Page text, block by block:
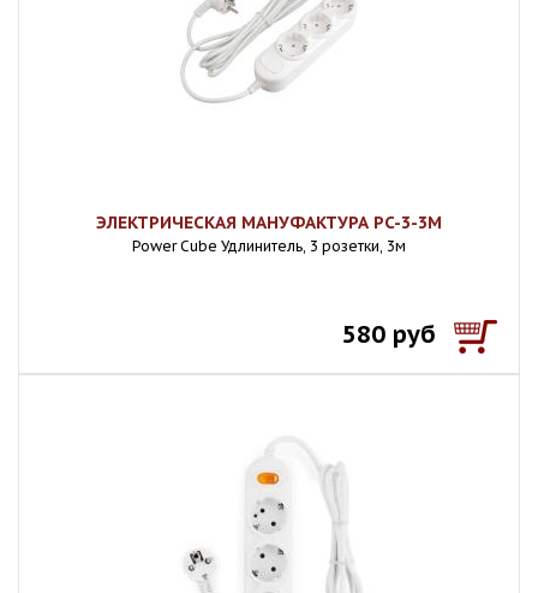
ЭЛЕКТРИЧЕСКАЯ МАНУФАКТУРА PC-3-3M
Power Cube Удлинитель, 3 розетки, 3м
580 руб